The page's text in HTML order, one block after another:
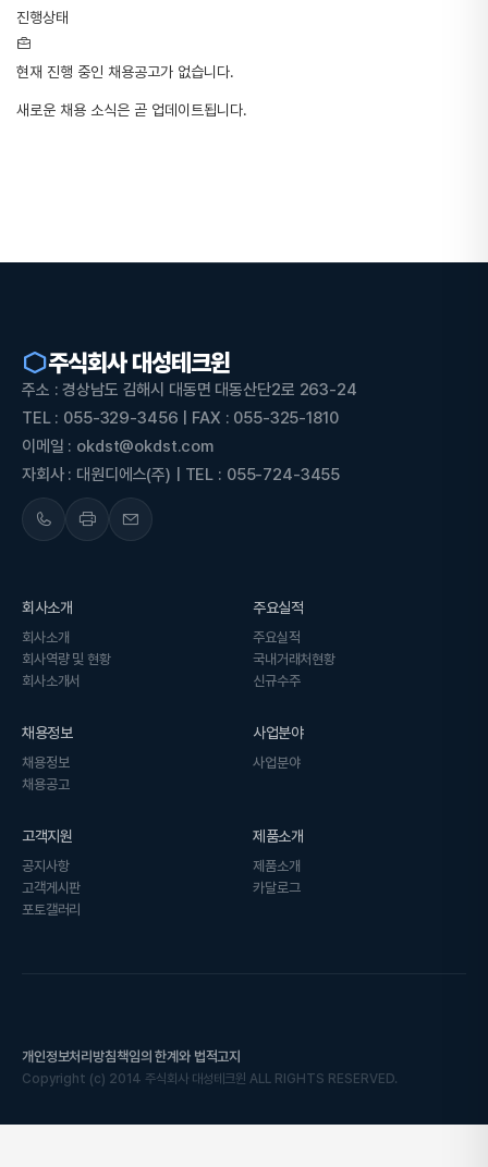
진행상태
현재 진행 중인 채용공고가 없습니다.
새로운 채용 소식은 곧 업데이트됩니다.
주식회사 대성테크윈
주소 : 경상남도 김해시 대동면 대동산단2로 263-24
TEL : 055-329-3456 | FAX : 055-325-1810
이메일 : okdst@okdst.com
자회사 : 대원디에스(주) | TEL : 055-724-3455
회사소개
회사소개
회사역량 및 현황
회사소개서
주요실적
주요실적
국내거래처현황
신규수주
채용정보
채용정보
채용공고
사업분야
사업분야
고객지원
공지사항
고객게시판
포토갤러리
제품소개
제품소개
카달로그
개인정보처리방침책임의 한계와 법적고지
Copyright (c) 2014 주식회사 대성테크윈 ALL RIGHTS RESERVED.